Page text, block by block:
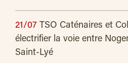
21/07 TSO Caténaires et
électrifier la voie entre
Saint-Lyé